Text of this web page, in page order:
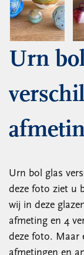
Urn
Urn bol glas
deze foto ziet u
wij in deze
afmeting en 4
deze foto. Maar